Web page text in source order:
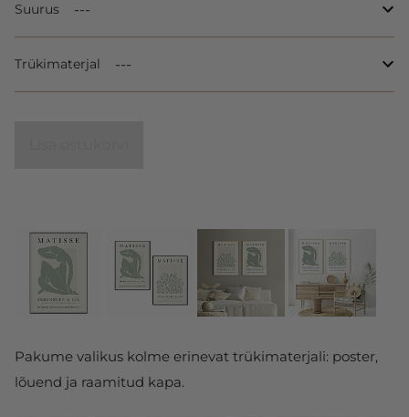
Pakume valikus kolme erinevat trükimaterjali: poster,
lõuend ja raamitud kapa.
Suurus
Trükimaterjal